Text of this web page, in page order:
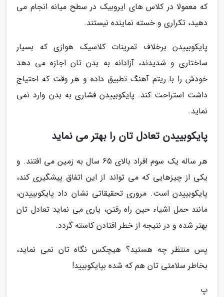
که معمولا در کلاس های ایروبیک در سطح میانه انجام می
دهید، تکراری و خسته نماینده نیستند.
پایکوبییدن برخلاف تمرینات کلاسیک هوازی که بسیار
ساختاری و شدیدند، آزادانه به بدن تان اجازه می دهد
خودش را با ریتم آهنگ تطبیق داده و هر وقت که احتیاج
داشت استراحت کند. پایکوبییدن فشاری به بدن وارد نمی
نماید.
پایکوبییدن تعادل تان را بهتر می نماید
هر ساله یک سوم افراد بالای 65 سال به زمین می افتند. و
یکی از چیزهایی که می تواند از این اتفاق پیشگیری کند،
پایکوبییدن است. مروری تحقیقاتی نشان داد پایکوبییدن،
مانند حمل اشیاء حین راه رفتن، یاری می نماید تعادل تان
بهتر شده و در نتیجه از خطر افتادن کاسته گردد.
پس منتظر چه هستید؟ هیچکس نگاه تان نمی نماید،
بخاطر سلامتی تان هم که شده بپایکوبیید!
پ